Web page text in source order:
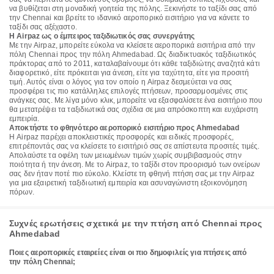
να βυθίζεται στη μοναδική γοητεία της πόλης. Ξεκινήστε το ταξίδι σας από
την Chennai και βρείτε το ιδανικό αεροπορικό εισιτήριο για να κάνετε το
ταξίδι σας αξέχαστο.
Η Airpaz ως ο έμπειρος ταξιδιωτικός σας συνεργάτης
Με την Airpaz, μπορείτε εύκολα να κλείσετε αεροπορικά εισιτήρια από την
πόλη Chennai προς την πόλη Ahmedabad. Ως διαδικτυακός ταξιδιωτικός
πράκτορας από το 2011, καταλαβαίνουμε ότι κάθε ταξιδιώτης αναζητά κάτι
διαφορετικό, είτε πρόκειται για άνεση, είτε για ταχύτητα, είτε για προσιτή
τιμή. Αυτός είναι ο λόγος για τον οποίο η Airpaz δεσμεύεται να σας
προσφέρει τις πιο κατάλληλες επιλογές πτήσεων, προσαρμοσμένες στις
ανάγκες σας. Με λίγα μόνο κλικ, μπορείτε να εξασφαλίσετε ένα εισιτήριο που
θα μετατρέψει τα ταξιδιωτικά σας σχέδια σε μια απρόσκοπτη και ευχάριστη
εμπειρία.
Αποκτήστε το φθηνότερο αεροπορικό εισιτήριο προς Ahmedabad
Η Airpaz παρέχει αποκλειστικές προσφορές και ειδικές προσφορές,
επιτρέποντάς σας να κλείσετε το εισιτήριό σας σε απίστευτα προσιτές τιμές.
Απολαύστε τα οφέλη των μειωμένων τιμών χωρίς συμβιβασμούς στην
ποιότητα ή την άνεση. Με το Airpaz, το ταξίδι στον προορισμό των ονείρων
σας δεν ήταν ποτέ πιο εύκολο. Κλείστε τη φθηνή πτήση σας με την Airpaz
για μια εξαιρετική ταξιδιωτική εμπειρία και ασυναγώνιστη εξοικονόμηση
πόρων.
Συχνές ερωτήσεις σχετικά με την πτήση από Chennai προς
Ahmedabad
Ποιες αεροπορικές εταιρείες είναι οι πιο δημοφιλείς για πτήσεις από
την πόλη Chennai;